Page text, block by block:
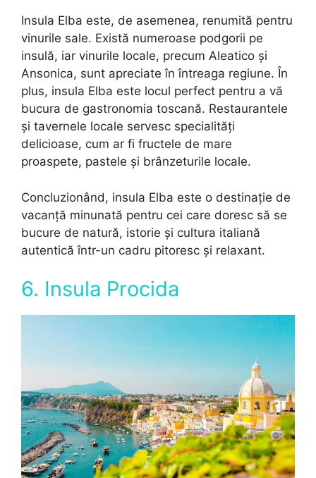
Insula Elba este, de asemenea, renumită pentru
vinurile sale. Există numeroase podgorii pe
insulă, iar vinurile locale, precum Aleatico și
Ansonica, sunt apreciate în întreaga regiune. În
plus, insula Elba este locul perfect pentru a vă
bucura de gastronomia toscană. Restaurantele
și tavernele locale servesc specialități
delicioase, cum ar fi fructele de mare
proaspete, pastele și brânzeturile locale.
Concluzionând, insula Elba este o destinație de
vacanță minunată pentru cei care doresc să se
bucure de natură, istorie și cultura italiană
autentică într-un cadru pitoresc și relaxant.
6. Insula Procida